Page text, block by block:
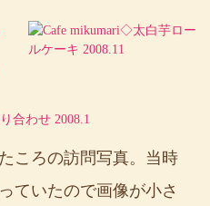
ころの訪問写真。当時
ていたので画像が小さ